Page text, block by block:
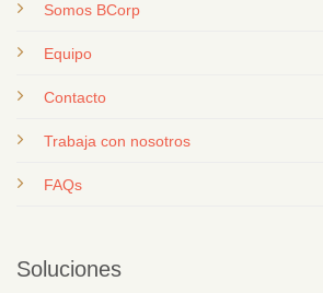
Somos BCorp
Equipo
Contacto
Trabaja con nosotros
FAQs
Soluciones